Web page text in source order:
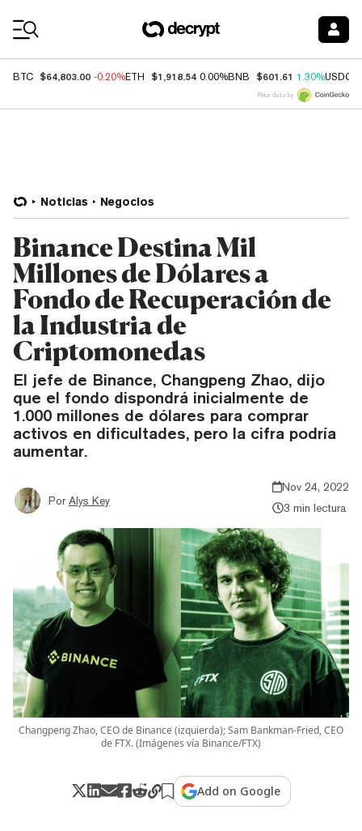
BTC $64,803.00 -0.20%ETH $1,918.54 0.00%BNB $601.61 1.30%USDC
Price data by
Noticias Negocios
Binance Destina Mil
Millones de Dólares a
Fondo de Recuperación de
la Industria de
Criptomonedas
El jefe de Binance, Changpeng Zhao, dijo
que el fondo dispondrá inicialmente de
1.000 millones de dólares para comprar
activos en dificultades, pero la cifra podría
aumentar.
Por Alys Key
Nov 24, 2022
3 min lectura
Changpeng Zhao, CEO de Binance (izquierda); Sam Bankman-Fried, CEO
de FTX. (Imágenes vía Binance/FTX)
Add on Google